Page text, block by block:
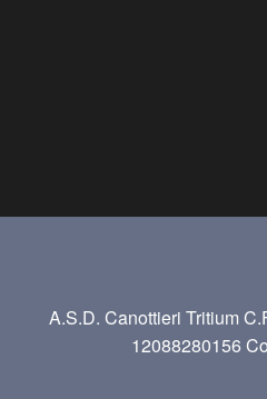
A.S.D. Canottieri Tritium
12088280156